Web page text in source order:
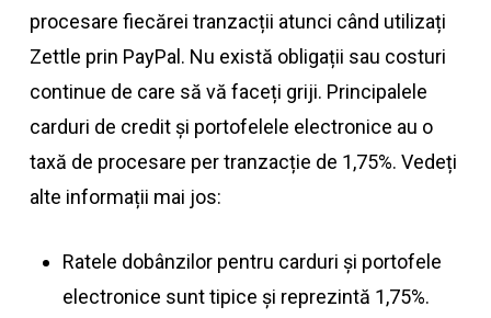
procesare fiecărei tranzacții atunci când utilizați
Zettle prin PayPal. Nu există obligații sau costuri
continue de care să vă faceți griji. Principalele
carduri de credit și portofelele electronice au o
taxă de procesare per tranzacție de 1,75%. Vedeți
alte informații mai jos:
Ratele dobânzilor pentru carduri și portofele
electronice sunt tipice și reprezintă 1,75%.